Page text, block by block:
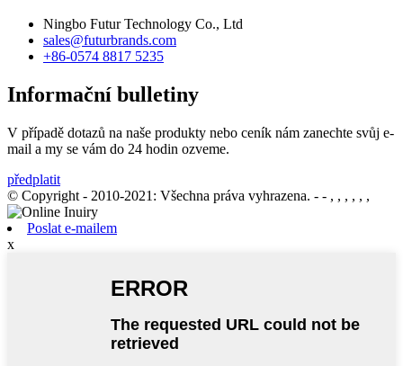
Ningbo Futur Technology Co., Ltd
sales@futurbrands.com
+86-0574 8817 5235
Informační bulletiny
V případě dotazů na naše produkty nebo ceník nám zanechte svůj e-
mail a my se vám do 24 hodin ozveme.
předplatit
© Copyright - 2010-2021: Všechna práva vyhrazena. - - , , , , , ,
Poslat e-mailem
x